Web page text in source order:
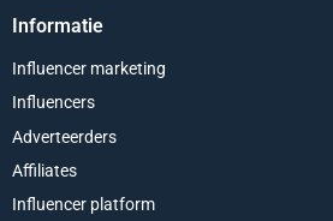
Informatie
Influencer marketing
Influencers
Adverteerders
Affiliates
Influencer platform